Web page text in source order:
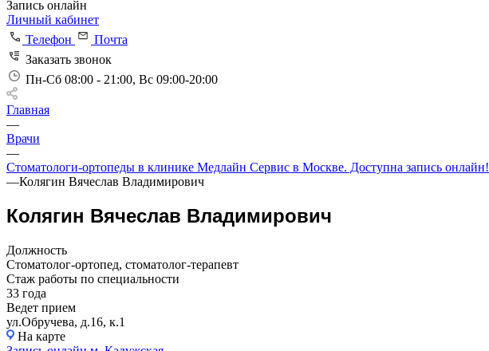
Запись онлайн
Личный кабинет
Телефон
Почта
Заказать звонок
Пн-Сб 08:00 - 21:00, Вс 09:00-20:00
Главная
—
Врачи
—
Стоматологи-ортопеды в клинике Медлайн Сервис в Москве. Доступна запись онлайн!
—Колягин Вячеслав Владимирович
Колягин Вячеслав Владимирович
Должность
Стоматолог-ортопед, стоматолог-терапевт
Стаж работы по специальности
33 года
Ведет прием
ул.Обручева, д.16, к.1
На карте